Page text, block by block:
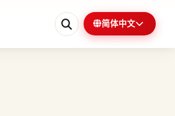
简体中文
0%1 分钟剩余